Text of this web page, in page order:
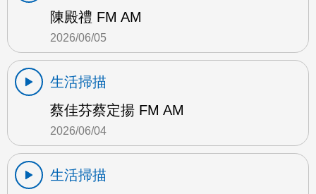
陳殿禮 FM AM
2026/06/05
生活掃描
蔡佳芬蔡定揚 FM AM
2026/06/04
生活掃描